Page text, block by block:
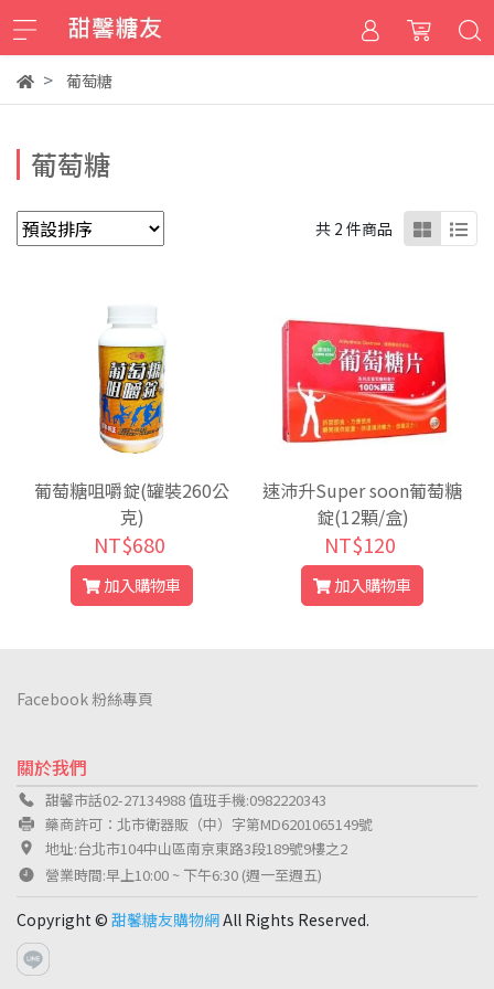
葡萄糖
葡萄糖
共 2 件商品
葡萄糖咀嚼錠(罐裝260公
克)
NT$680
加入購物車
速沛升Super soon葡萄糖
錠(12顆/盒)
NT$120
加入購物車
關於我們
甜馨市話02-27134988 值班手機:0982220343
藥商許可：北市衛器販（中）字第MD6201065149號
地址:台北市104中山區南京東路3段189號9樓之2
營業時間:早上10:00 ~ 下午6:30 (週一至週五)
Facebook 粉絲專頁
Copyright © 甜馨糖友購物網All Rights Reserved.